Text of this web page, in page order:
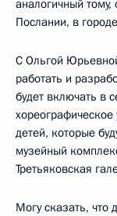
аналогичный
Послании, в
С Ольгой
работать и
будет включать в
детей, которые
музейный
Третьяковская
Могу сказать,